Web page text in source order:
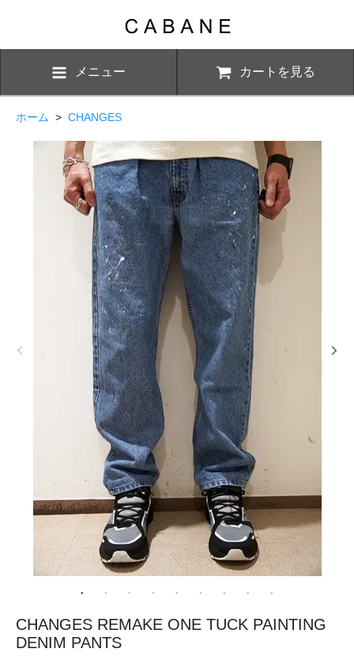
メニュー カートを見る
ホーム > CHANGES
CHANGES REMAKE ONE TUCK PAINTING
DENIM PANTS